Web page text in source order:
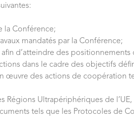
la Conférence;
mandatés par la Conférence;
d’atteindre des positionnements
dans le cadre des objectifs
œuvre des actions de coopération
Ultrapériphériques de
tels que les Protocoles de